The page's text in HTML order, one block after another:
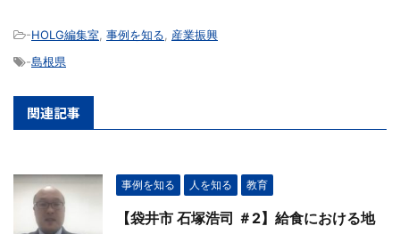
-HOLG編集室 事例を知る
産業振興
-島根県
関連記事
事例を知る 人を知る 教育
【袋井市 石塚浩司 ＃2】給食における地